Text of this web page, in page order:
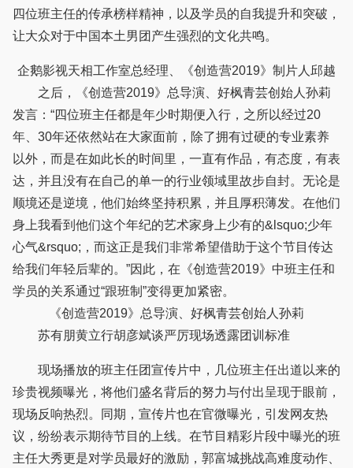
四位班主任的传承榜样精神，以及学员的自我提升和突破，
让大众对于中国本土男团产生强烈的文化共鸣。
企鹅影视天相工作室总经理、《创造营2019》制片人邱越
之后，《创造营2019》总导演、好枫青芸创始人孙莉
发言：“四位班主任都是年少时期便入行，之所以经过20
年、30年还依然站在大家面前，除了拥有过硬的专业素养
以外，而是在如此长的时间里，一直有作品，有态度，有表
达，并且没有在自己的单一的行业领域里故步自封。无论是
顺境还是逆境，他们始终坚持积累，并且厚积薄发。在他们
身上我看到他们这个年纪的艺术家身上少有的&lsquo;少年
心气&rsquo;，而这正是我们非常希望借助于这个节目传达
给我们年轻后辈的。”因此，在《创造营2019》中班主任和
学员的关系通过“跟班制”变得更加紧密。
《创造营2019》总导演、好枫青芸创始人孙莉
苏有朋黄立行胡彦斌谈严厉现场透露团训标准
现场播放的班主任团宣传片中，几位班主任出道以来的
珍贵视频曝光，将他们盛名背后的努力与付出呈现于眼前，
现场反响热烈。同期，宣传片也在官微曝光，引发网友热
议，纷纷表示期待节目的上线。在节目精彩片段中曝光的班
主任大秀更是对学员最好的激励，郭富城挑战高难度动作、